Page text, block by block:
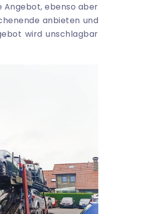
Angebot, ebenso aber
anbieten und
wird unschlagbar